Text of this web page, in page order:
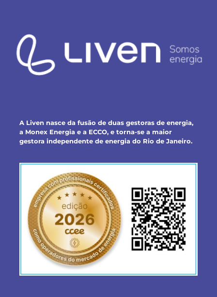
A Liven nasce da fusão de duas gestoras de energia,
a Monex Energia e a ECCO, e torna-se a maior
gestora independente de energia do Rio de Janeiro.